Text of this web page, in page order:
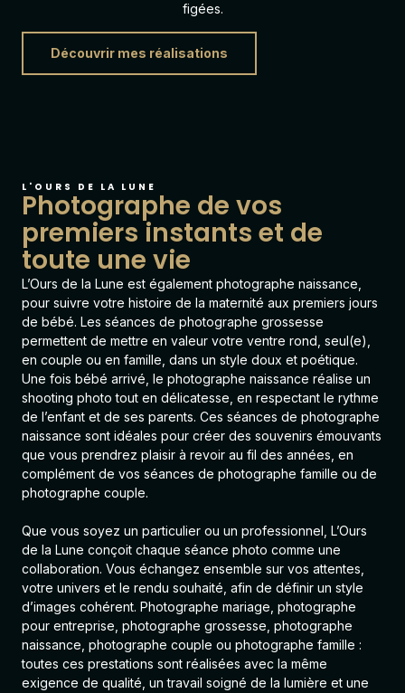
figées.
Découvrir mes réalisations
L'OURS DE LA LUNE
Photographe de vos
premiers instants et de
toute une vie
L’Ours de la Lune est également photographe naissance
pour suivre votre histoire de la maternité aux premiers jours
de bébé. Les séances de photographe grossesse
permettent de mettre en valeur votre ventre rond, seul(e),
en couple ou en famille, dans un style doux et poétique.
Une fois bébé arrivé, le photographe naissance réalise un
shooting photo tout en délicatesse, en respectant le rythme
de l’enfant et de ses parents. Ces séances de photographe
naissance sont idéales pour créer des souvenirs émouvants
que vous prendrez plaisir à revoir au fil des années, en
complément de vos séances de photographe famille ou de
photographe couple.
Que vous soyez un particulier ou un professionnel, L’Ours
de la Lune conçoit chaque séance photo comme une
collaboration. Vous échangez ensemble sur vos attentes,
votre univers et le rendu souhaité, afin de définir un style
d’images cohérent. Photographe mariage photographe
pour entreprise photographe grossesse photographe
naissance photographe couple ou photographe famille :
toutes ces prestations sont réalisées avec la même
exigence de qualité, un travail soigné de la lumière et une